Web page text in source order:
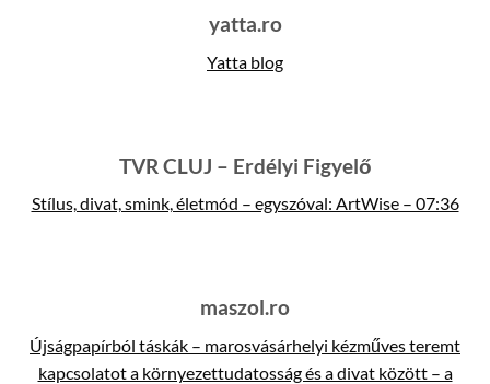
yatta.ro
Yatta blog
TVR CLUJ – Erdélyi Figyelő
Stílus, divat, smink, életmód – egyszóval: ArtWise – 07:36
maszol.ro
Újságpapírból táskák – marosvásárhelyi kézműves teremt
kapcsolatot a környezettudatosság és a divat között – a